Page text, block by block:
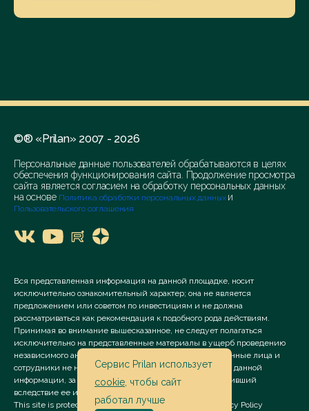
©® «Prilan» 2007 - 2026
Персональные данные пользователей обрабатываются в целях
обеспечения функционирования сайта. Продолжение просмотра
сайта является согласием на обработку персональных данных
на основе Политика обработки персональных данных и
Пользовательского соглашения
Вся представленная информация на данной площадке, носит
исключительно ознакомительный характер; она не является
предложением или советом по инвестициям и не должна
рассматриваться как рекомендация к подобного рода действиям.
Принимая во внимание вышесказанное, не следует полагаться
исключительно на представленные материалы в ущерб проведению
независимого анализа. Сервис «Prilan» его аффилированные лица и
сотрудники не несут ответственности за использование данной
информации, за прямой или косвенный ущерб, наступивший
вследствие ее использования.
This site is protected by reCAPTCHA and the Google
Privacy Policy
Сервис Prilan использует
cookie , чтобы сайт
работал лучше